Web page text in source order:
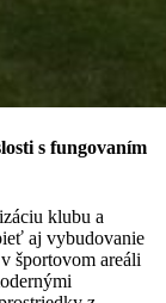
s fungovaním
klubu a
aj vybudovanie
športovom areáli